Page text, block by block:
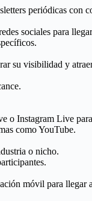
periódicas con
sociales para
su visibilidad y
Instagram Live
como YouTube.
o nicho.
móvil para llegar